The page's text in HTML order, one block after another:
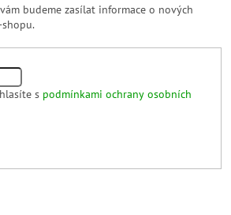
budeme zasílat informace o nových
s podmínkami ochrany osobních